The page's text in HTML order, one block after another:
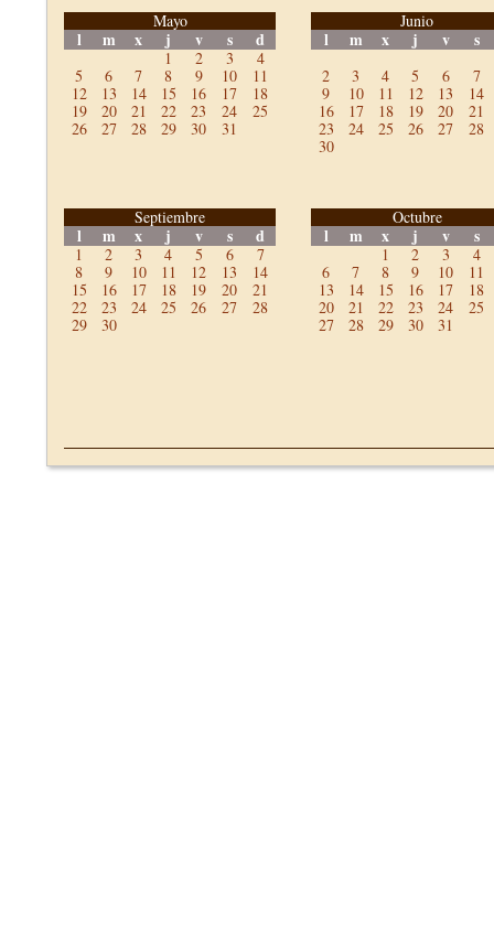
Mayo
l m x j v s d
1 2 3
4
5
6 7 8 9 10
11
12
13 14 15 16 17
18
19
20 21 22 23 24
25
26
27 28 29 30 31
Junio
l m x j v s
2 3 4 5 6
7
9
10 11 12 13
14
16
17 18 19 20
21
23
24 25 26 27
28
30
Septiembre
l m x j v s d
1 2 3 4 5 6
7
8
9 10 11 12 13
14
15
16 17 18 19 20
21
22
23 24 25 26 27
28
29
30
Octubre
l m x j v s
1 2 3
4
6
7 8 9 10
11
13
14 15 16 17
18
20
21 22 23 24
25
27
28 29 30 31